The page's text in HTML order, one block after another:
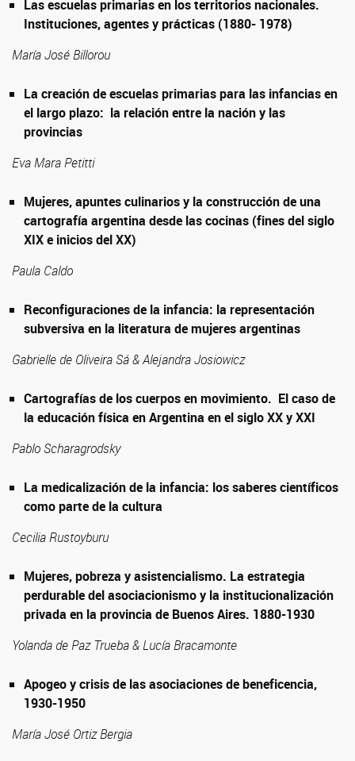
Las escuelas primarias en los territorios nacionales.
Instituciones, agentes y prácticas (1880- 1978)
María José Billorou
La creación de escuelas primarias para las infancias en
el largo plazo: la relación entre la nación y las
provincias
Eva Mara Petitti
Mujeres, apuntes culinarios y la construcción de una
cartografía argentina desde las cocinas (fines del siglo
XIX e inicios del XX)
Paula Caldo
Reconfiguraciones de la infancia: la representación
subversiva en la literatura de mujeres argentinas
Gabrielle de Oliveira Sá & Alejandra Josiowicz
Cartografías de los cuerpos en movimiento. El caso de
la educación física en Argentina en el siglo XX y XXI
Pablo Scharagrodsky
La medicalización de la infancia: los saberes científicos
como parte de la cultura
Cecilia Rustoyburu
Mujeres, pobreza y asistencialismo. La estrategia
perdurable del asociacionismo y la institucionalización
privada en la provincia de Buenos Aires. 1880-1930
Yolanda de Paz Trueba & Lucía Bracamonte
Apogeo y crisis de las asociaciones de beneficencia,
1930-1950
María José Ortiz Bergia